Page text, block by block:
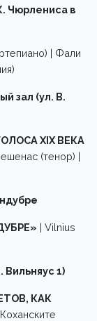
Чюрлениса в
| Фали
зал (ул. В.
XIX ВЕКА
(тенор) |
| Vilnius
Вильняyс 1)
КАК